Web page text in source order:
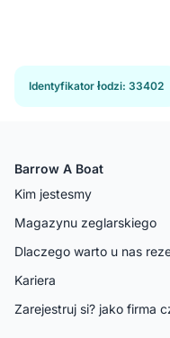
Identyfikator łodzi: 33402
Barrow A Boat
Kim jestesmy
Magazynu zeglarskiego
Dlaczego warto u nas
Kariera
Zarejestruj si? jako firma